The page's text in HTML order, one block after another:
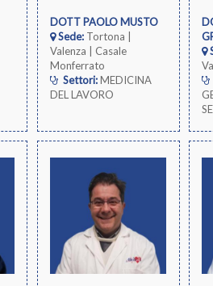
DOTT PAOLO MUSTO
Sede:Tortona |
Valenza | Casale
Monferrato
Settori:MEDICINA
DEL LAVORO